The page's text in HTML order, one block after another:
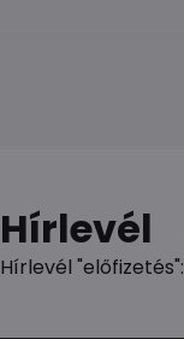
Hírlevél
Hírlevél "előfizetés":